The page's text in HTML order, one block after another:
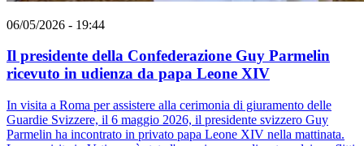
06/05/2026 - 19:44
Il presidente della Confederazione Guy Parmelin
ricevuto in udienza da papa Leone XIV
In visita a Roma per assistere alla cerimonia di giuramento delle
Guardie Svizzere, il 6 maggio 2026, il presidente svizzero Guy
Parmelin ha incontrato in privato papa Leone XIV nella mattinata.